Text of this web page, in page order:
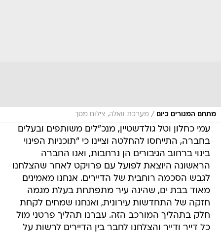
מתחם המגורים כיום / מערכת וואלה, צילום מסך
עמי כחלון וטל גולדשטיין, מנכ"לים משותפים ובעלים
בחברה, התייחסו להחלטה וציינו כי "תוכניות הפינוי
בינוי ברחוב הגיבורים הן נרחבות, ואנו החברה
הראשונה היוצאת לפועל עם פרויקט לאחר שהצלחנו
לגבש הסכמה רוחבית של הדיירים. אנחנו מאמינים
מאוד בבת ים, שהינה עיר מתפתחת בעלת מגמה
חזקה של התחדשות עירונית, ואנחנו שמחים לקחת
חלק בתהליך המורכב הזה. עברנו תהליך פרטני מול
כל דייר ודייר והצלחנו לחבר בין הדיירים לרשות על